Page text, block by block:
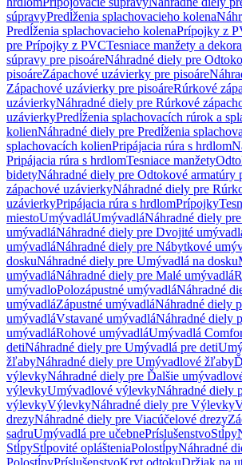
súpravyPredĺženia splachovacieho kolena
Predĺženia splachovacieho kolenaPrípojky z
pre Prípojky z PVCTesniace manžety a
súpravy pre pisoáreNáhradné diely pre
pisoáreZápachové uzávierky pre pisoáre
Zápachové uzávierky pre pisoáreRúrkové
uzávierkyNáhradné diely pre Rúrkové
uzávierkyPredĺženia splachovacích rúrok a
kolienNáhradné diely pre Predĺženia
splachovacích kolienPripájacia rúra s hrdlom
Pripájacia rúra s hrdlomTesniace manžety
bidetyNáhradné diely pre Odtokové armatúry
zápachové uzávierkyNáhradné diely pre
uzávierkyPripájacia rúra s hrdlomPrípojky
miestoUmývadláUmývadláNáhradné diely
umývadláNáhradné diely pre Dvojité
umývadláNáhradné diely pre Nábytkové
doskuNáhradné diely pre Umývadlá na dosku
umývadláNáhradné diely pre Malé umývadlá
umývadloPolozápustné umývadláNáhradné
umývadláZápustné umývadláNáhradné diely
umývadláVstavané umývadláNáhradné diely
umývadláRohové umývadláUmývadlá
detiNáhradné diely pre Umývadlá pre deti
žľabyNáhradné diely pre Umývadlové žľaby
výlevkyNáhradné diely pre Ďalšie
výlevkyUmývadlové výlevkyNáhradné diely
výlevkyVýlevkyNáhradné diely pre Výlevky
drezyNáhradné diely pre Viacúčelové drezy
sadruUmývadlá pre učebnePríslušenstvoStĺpy
StĺpyStĺpovité oplášteniaPolostĺpyNáhradné
PolostĺpyPríslušenstvoKryt odtokuDržiak na